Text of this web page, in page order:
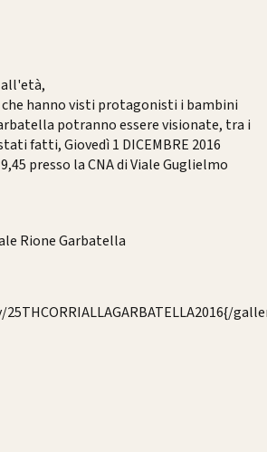
hanno visti protagonisti i bambini
potranno essere visionate, tra i
fatti, Giovedì 1 DICEMBRE 2016
presso la CNA di Viale Guglielmo
Rione Garbatella